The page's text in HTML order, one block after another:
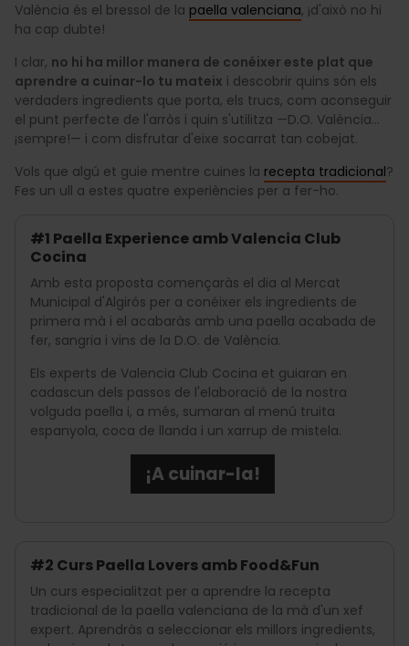
València és el bressol de la paella valenciana, ¡d'això no hi
ha cap dubte!
I clar, no hi ha millor manera de conéixer este plat que
aprendre a cuinar-lo tu mateix i descobrir quins són els
verdaders ingredients que porta, els trucs, com aconseguir
el punt perfecte de l'arròs i quin s'utilitza —D.O. València…
¡sempre!— i com disfrutar d'eixe socarrat tan cobejat.
Vols que algú et guie mentre cuines la recepta tradicional?
Fes un ull a estes quatre experiències per a fer-ho.
#1 Paella Experience amb Valencia Club
Cocina
Amb esta proposta començaràs el dia al Mercat
Municipal d'Algirós per a conéixer els ingredients de
primera mà i el acabaràs amb una paella acabada de
fer, sangria i vins de la D.O. de València.
Els experts de Valencia Club Cocina et guiaran en
cadascun dels passos de l'elaboració de la nostra
volguda paella i, a més, sumaran al menú truita
espanyola, coca de llanda i un xarrup de mistela.
¡A cuinar-la!
#2 Curs Paella Lovers amb Food&Fun
Un curs especialitzat per a aprendre la recepta
tradicional de la paella valenciana de la mà d'un xef
expert. Aprendràs a seleccionar els millors ingredients,